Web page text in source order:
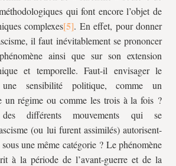
qui font encore l’objet de
complexes
. En effet, pour donner
il faut inévitablement se prononcer
ainsi que sur son extension
et temporelle. Faut-il envisager le
une sensibilité politique, comme un
un régime ou comme les trois à la fois ?
différents mouvements qui se
(ou lui furent assimilés) autorisent-
une même catégorie ? Le phénomène
à la période de l’avant-guerre et de la